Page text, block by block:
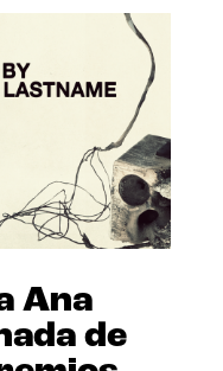
Ana
de